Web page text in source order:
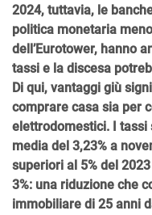
2024, tuttavia, le
politica monetaria
dell’Eurotower, hanno
tassi e la discesa
Di qui, vantaggi giù
comprare casa sia per
elettrodomestici. I tassi
media del 3,23% a
superiori al 5% del
3%: una riduzione che
immobiliare di 25 anni